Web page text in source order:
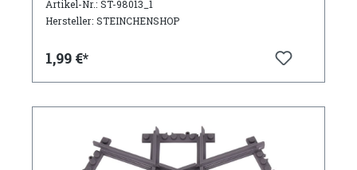
Artikel-Nr.: ST-98013_1
Hersteller: STEINCHENSHOP
1,99 €*